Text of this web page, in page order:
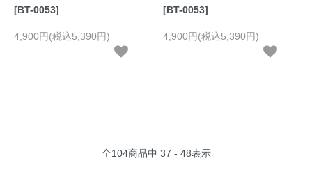
[BT-0053]
4,900円(税込5,390円)
[BT-0053]
4,900円(税込5,390円)
全104商品中 37 - 48表示